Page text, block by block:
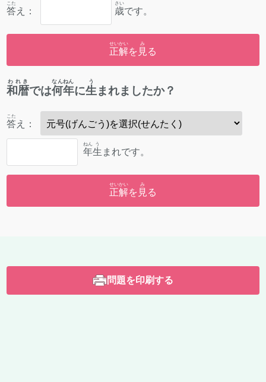
答
こた
え： 歳
さい
です。
正解
せいかい
を 見
み
る
和暦
われき
では何年
なんねん
に生
う
まれましたか？
答
こた
え：
年
ねん
生
う
まれです。
正解
せいかい
を 見
み
る
問題を印刷する